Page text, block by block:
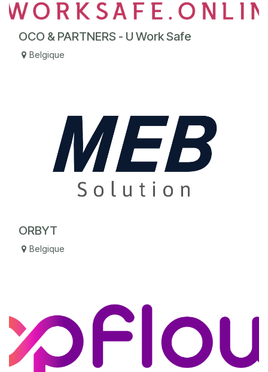
OCO & PARTNERS - U Work Safe
Belgique
ORBYT
Belgique